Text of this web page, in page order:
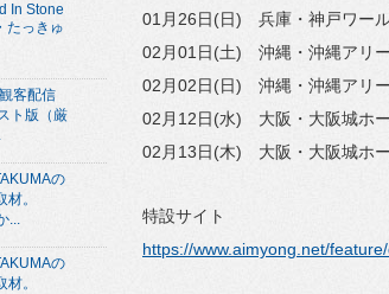
01月26日(日) 兵庫・神戸ワー
02月01日(土) 沖縄・沖縄アリ
02月02日(日) 沖縄・沖縄アリ
02月12日(水) 大阪・大阪城ホ
02月13日(木) 大阪・大阪城ホ
特設サイト
https://www.aimyong.net/
In Stone
たっきゅ
客配信
ト版（厳
の
。
...
の
。